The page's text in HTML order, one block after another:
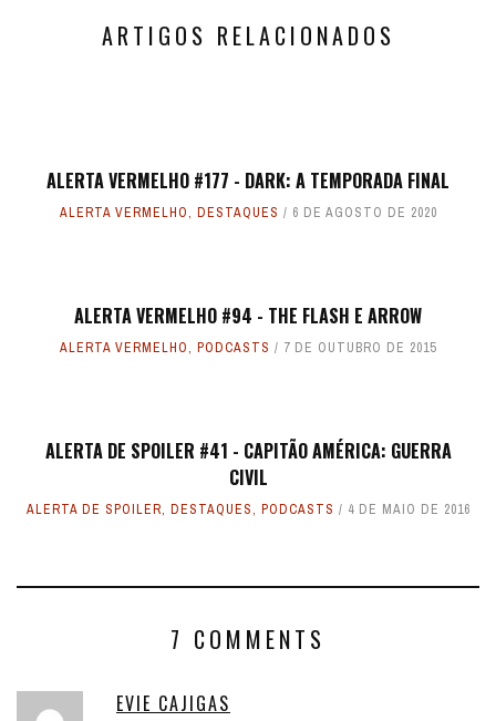
ARTIGOS RELACIONADOS
ALERTA VERMELHO #177 - DARK: A TEMPORADA FINAL
ALERTA VERMELHO, DESTAQUES 6 DE AGOSTO DE 2020
ALERTA VERMELHO #94 - THE FLASH E ARROW
ALERTA VERMELHO, PODCASTS 7 DE OUTUBRO DE 2015
ALERTA DE SPOILER #41 - CAPITÃO AMÉRICA: GUERRA
CIVIL
ALERTA DE SPOILER, DESTAQUES, PODCASTS 4 DE MAIO DE 2016
7 COMMENTS
EVIE CAJIGAS